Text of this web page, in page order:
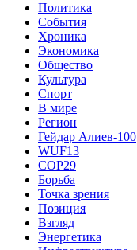
Политика
События
Хроника
Экономика
Общество
Культура
Спорт
В мире
Регион
Гейдар Алиев-100
WUF13
COP29
Борьба
Точка зрения
Позиция
Взгляд
Энергетика